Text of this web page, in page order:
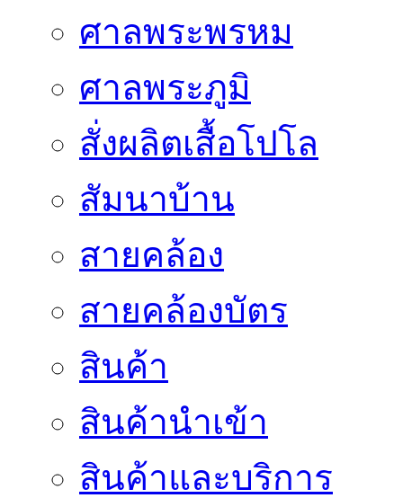
ศาลพระพรหม
ศาลพระภูมิ
สั่งผลิตเสื้อโปโล
สัมนาบ้าน
สายคล้อง
สายคล้องบัตร
สินค้า
สินค้านำเข้า
สินค้าและบริการ